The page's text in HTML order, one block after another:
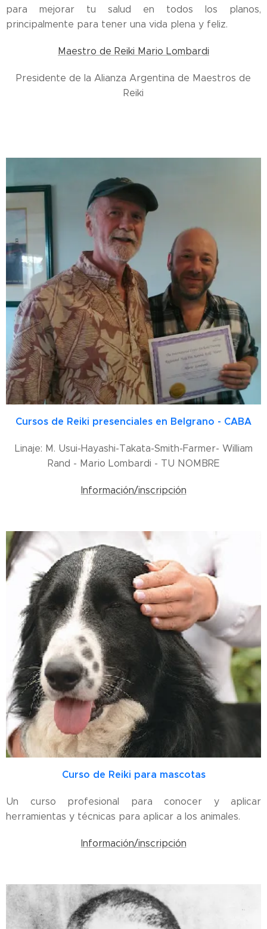
para mejorar tu salud en todos los planos,
principalmente para tener una vida plena y feliz.
Maestro de Reiki Mario Lombardi
Presidente de la Alianza Argentina de Maestros de
Reiki
Cursos de Reiki presenciales en Belgrano - CABA
Linaje: M. Usui-Hayashi-Takata-Smith-Farmer- William
Rand - Mario Lombardi - TU NOMBRE
Información/inscripción
Curso de Reiki para mascotas
Un curso profesional para conocer y aplicar
herramientas y técnicas para aplicar a los animales.
Información/inscripción